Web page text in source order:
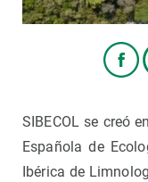
SIBECOL se creó
Española de
Ibérica de